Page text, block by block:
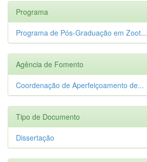
Programa
Programa de Pós-Graduação em Zoot...
Agência de Fomento
Coordenação de Aperfeiçoamento de...
Tipo de Documento
Dissertação